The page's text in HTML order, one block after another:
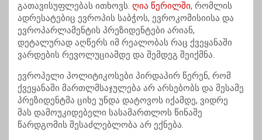
გათავისუფლებას ითხოვს. ღია წერილში, რომლის
ადრესატებიც ევროპის საბჭოს, ევროკომისიისა და
ევროპარლამენტის პრეზიდენტები არიან,
დეტალურად აღწერს იმ რეალობას რაც ქვეყანაში
ვარდების რევოლუციამდე და შემდეგ შეიქმნა.
ევროპელი პოლიტიკოსები პირდაპირ წერენ, რომ
ქვეყანაში მართლმსაჯულება არ არსებობს და მესამე
პრეზიდენტმა ციხე უნდა დატოვოს იქამდე, ვიდრე
მას დამოუკიდებელი სასამართლოს წინაშე
წარდგომის შესაძლებლობა არ ექნება.